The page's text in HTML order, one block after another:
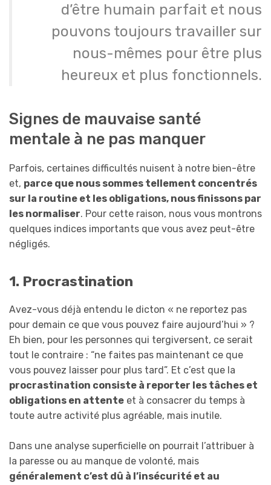
d’être humain parfait et nous
pouvons toujours travailler sur
nous-mêmes pour être plus
heureux et plus fonctionnels.
Signes de mauvaise santé
mentale à ne pas manquer
Parfois, certaines difficultés nuisent à notre bien-être
et, parce que nous sommes tellement concentrés
sur la routine et les obligations, nous finissons par
les normaliser. Pour cette raison, nous vous montrons
quelques indices importants que vous avez peut-être
négligés.
1. Procrastination
Avez-vous déjà entendu le dicton « ne reportez pas
pour demain ce que vous pouvez faire aujourd’hui » ?
Eh bien, pour les personnes qui tergiversent, ce serait
tout le contraire : “ne faites pas maintenant ce que
vous pouvez laisser pour plus tard”. Et c’est que la
procrastination consiste à reporter les tâches et
obligations en attente et à consacrer du temps à
toute autre activité plus agréable, mais inutile.
Dans une analyse superficielle on pourrait l’attribuer à
la paresse ou au manque de volonté, mais
généralement c’est dû à l’insécurité et au